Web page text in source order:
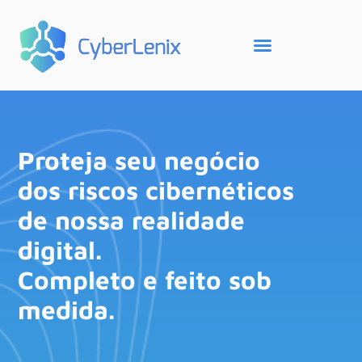
Proteja seu negócio
dos riscos cibernéticos
de nossa realidade
digital.
Completo e feito sob
medida.